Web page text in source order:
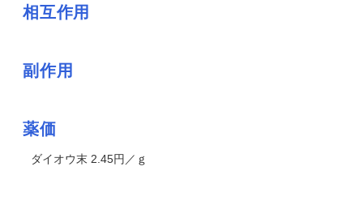
相互作用
副作用
薬価
ダイオウ末 2.45円／ｇ